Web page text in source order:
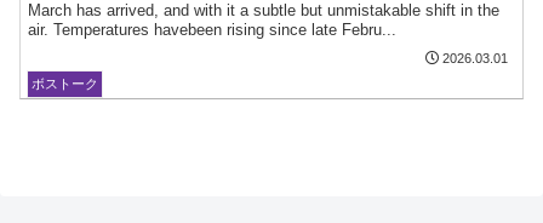
March has arrived, and with it a subtle but unmistakable shift in the
air. Temperatures havebeen rising since late Febru...
2026.03.01
ボストーク